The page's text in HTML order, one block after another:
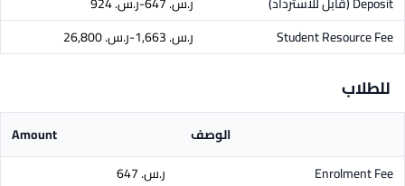
Student Resource Fee
ر.س.‏ 1,663-ر.س.‏ 26,800
للطلاب
الوصف
Amount
Enrolment Fee
ر.س.‏ 647